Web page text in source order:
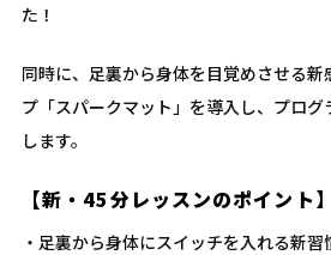
た！
同時に、足裏から身体を目覚めさせる新
プ「スパークマット」を導入し、プログ
します。
【新・45分レッスンのポイント】
・足裏から身体にスイッチを入れる新習